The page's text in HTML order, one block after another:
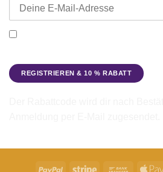
PayPal Stripe Bank